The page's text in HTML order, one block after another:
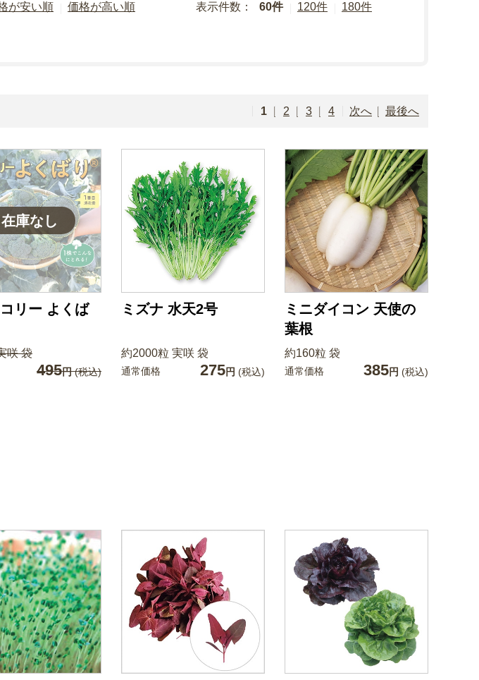
が安い順 価格が高い順 表示件数： 60件 120件 180件
1 2 3 4 次へ 最後へ
リー よくば
咲 袋
495円(税込)
ミズナ 水天2号
約2000粒 実咲 袋
通常価格 275円 (税込)
ミニダイコン 天使の
葉根
約160粒 袋
通常価格 385円 (税込)